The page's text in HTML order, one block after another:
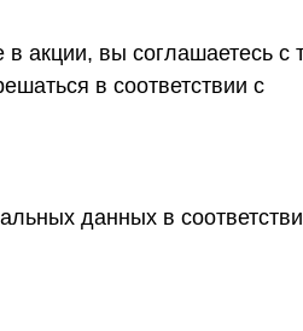
акции, вы соглашаетесь с
в соответствии с
данных в